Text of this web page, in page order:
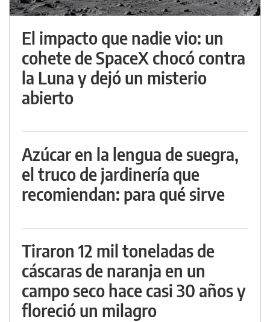
El impacto que nadie vio: un
cohete de SpaceX chocó contra
la Luna y dejó un misterio
abierto
Azúcar en la lengua de suegra,
el truco de jardinería que
recomiendan: para qué sirve
Tiraron 12 mil toneladas de
cáscaras de naranja en un
campo seco hace casi 30 años y
floreció un milagro